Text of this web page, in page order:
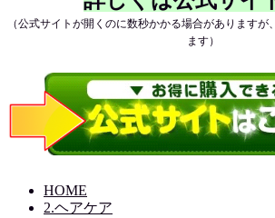
（公式サイトが開くのに数秒かかる場合がありますが
ます）
HOME
2.ヘアケア